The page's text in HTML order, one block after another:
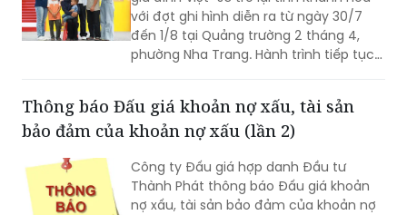
phường Nha Trang. Hành trình tiếp tục
mang theo sứ mệnh lan tỏa yêu
thương, đồng hành cùng những em
nhỏ có hoàn cảnh khó khăn, góp phần
những ước mơ đến trường.
Thông báo Đấu giá khoản nợ xấu, tài sản
Công ty Đấu giá hợp danh Đầu tư
Thành Phát thông báo Đấu giá khoản
nợ xấu, tài sản bảo đảm của khoản nợ
xấu (lần 2):